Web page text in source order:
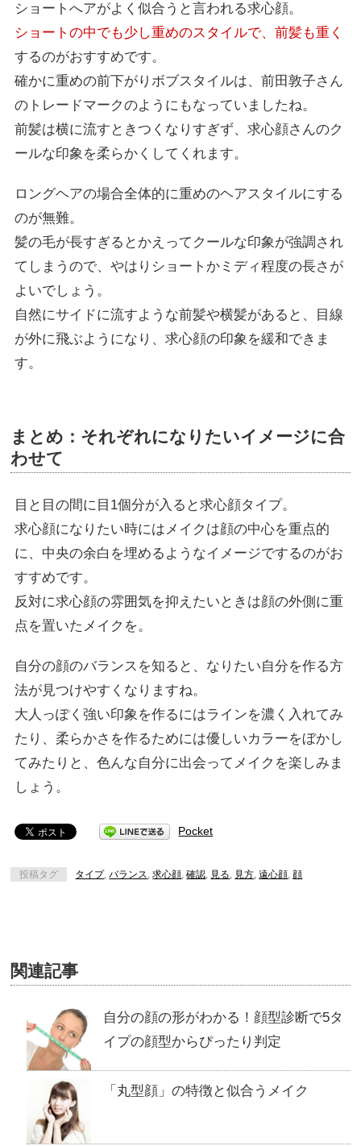
ショートへアがよく似合うと言われる求心顔。
ショートの中でも少し重めのスタイルで、前髪も重く
するのがおすすめです。
確かに重めの前下がりボブスタイルは、前田敦子さん
のトレードマークのようにもなっていましたね。
前髪は横に流すときつくなりすぎず、求心顔さんのク
ールな印象を柔らかくしてくれます。
ロングヘアの場合全体的に重めのヘアスタイルにする
のが無難。
髪の毛が長すぎるとかえってクールな印象が強調され
てしまうので、やはりショートかミディ程度の長さが
よいでしょう。
自然にサイドに流すような前髪や横髪があると、目線
が外に飛ぶようになり、求心顔の印象を緩和できま
す。
まとめ：それぞれになりたいイメージに合
わせて
目と目の間に目1個分が入ると求心顔タイプ。
求心顔になりたい時にはメイクは顔の中心を重点的
に、中央の余白を埋めるようなイメージでするのがお
すすめです。
反対に求心顔の雰囲気を抑えたいときは顔の外側に重
点を置いたメイクを。
自分の顔のバランスを知ると、なりたい自分を作る方
法が見つけやすくなりますね。
大人っぽく強い印象を作るにはラインを濃く入れてみ
たり、柔らかさを作るためには優しいカラーをぼかし
てみたりと、色んな自分に出会ってメイクを楽しみま
しょう。
Pocket
投稿タグ タイプ,バランス ,求心顔 ,確認 見る 見方 ,遠心顔 顔
関連記事
自分の顔の形がわかる！顔型診断で5タ
イプの顔型からぴったり判定
「丸型顔」の特徴と似合うメイク